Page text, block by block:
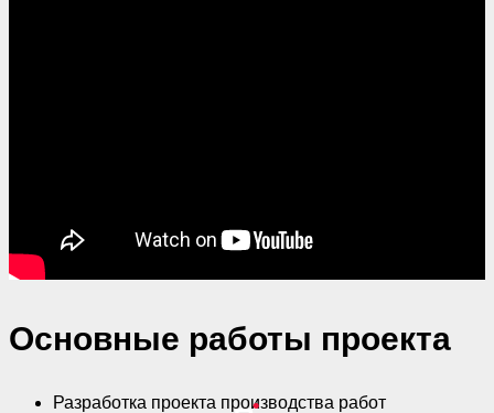
Основные работы проекта
Разработка проекта производства работ